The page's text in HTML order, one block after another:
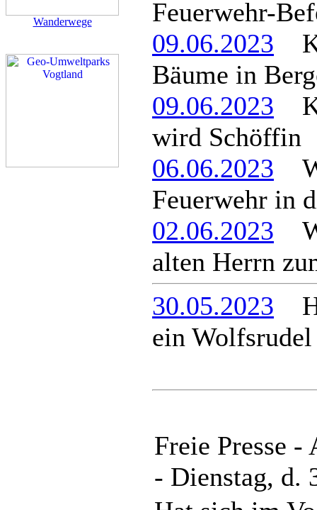
Wanderwege
Feuerwehr-
09.06.2023
Bäume in
09.06.2023
wird Schöffin
06.06.2023
Feuerwehr in
02.06.2023
alten Herrn
30.05.2023
ein Wolfsrudel
Freie Presse -
- Dienstag, d.